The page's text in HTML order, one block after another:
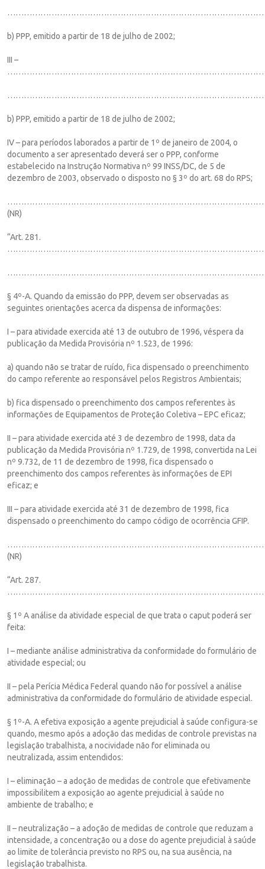
b) PPP, emitido a partir de 18 de julho de 2002;
III –
b) PPP, emitido a partir de 18 de julho de 2002;
IV – para períodos laborados a partir de 1º de janeiro de 2004, o
documento a ser apresentado deverá ser o PPP, conforme
estabelecido na Instrução Normativa nº 99 INSS/DC, de 5 de
dezembro de 2003, observado o disposto no § 3º do art. 68 do RPS;
(NR)
“Art. 281.
§ 4º-A. Quando da emissão do PPP, devem ser observadas as
seguintes orientações acerca da dispensa de informações:
I – para atividade exercida até 13 de outubro de 1996, véspera da
publicação da Medida Provisória nº 1.523, de 1996:
a) quando não se tratar de ruído, fica dispensado o preenchimento
do campo referente ao responsável pelos Registros Ambientais;
b) fica dispensado o preenchimento dos campos referentes às
informações de Equipamentos de Proteção Coletiva – EPC eficaz;
II – para atividade exercida até 3 de dezembro de 1998, data da
publicação da Medida Provisória nº 1.729, de 1998, convertida na Lei
nº 9.732, de 11 de dezembro de 1998, fica dispensado o
preenchimento dos campos referentes às informações de EPI
eficaz; e
III – para atividade exercida até 31 de dezembro de 1998, fica
dispensado o preenchimento do campo código de ocorrência GFIP.
(NR)
“Art. 287.
§ 1º A análise da atividade especial de que trata o caput poderá ser
feita:
I – mediante análise administrativa da conformidade do formulário de
atividade especial; ou
II – pela Perícia Médica Federal quando não for possível a análise
administrativa da conformidade do formulário de atividade especial.
§ 1º-A. A efetiva exposição a agente prejudicial à saúde configura-se
quando, mesmo após a adoção das medidas de controle previstas na
legislação trabalhista, a nocividade não for eliminada ou
neutralizada, assim entendidos:
I – eliminação – a adoção de medidas de controle que efetivamente
impossibilitem a exposição ao agente prejudicial à saúde no
ambiente de trabalho; e
II – neutralização – a adoção de medidas de controle que reduzam a
intensidade, a concentração ou a dose do agente prejudicial à saúde
ao limite de tolerância previsto no RPS ou, na sua ausência, na
legislação trabalhista.